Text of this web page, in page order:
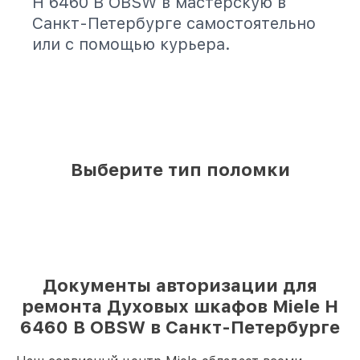
Санкт-Петербурге самостоятельно
или с помощью курьера.
Выберите тип поломки
Документы авторизации для
ремонта Духовых шкафов Miele H
6460 B OBSW в Санкт-Петербурге